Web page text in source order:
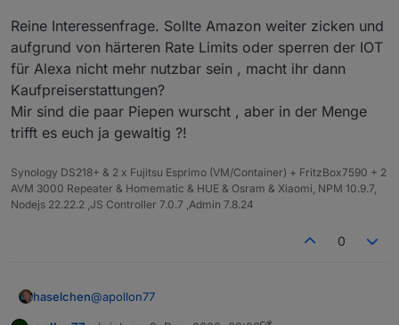
Reine Interessenfrage. Sollte Amazon weiter zicken und
aufgrund von härteren Rate Limits oder sperren der IOT
für Alexa nicht mehr nutzbar sein , macht ihr dann
Kaufpreiserstattungen?
Mir sind die paar Piepen wurscht , aber in der Menge
trifft es euch ja gewaltig ?!
Synology DS218+ & 2 x Fujitsu Esprimo (VM/Container) + FritzBox7590 + 2
AVM 3000 Repeater & Homematic & HUE & Osram & Xiaomi, NPM 10.9.7,
Nodejs 22.22.2 ,JS Controller 7.0.7 ,Admin 7.8.24
0
haselchen@apollon77